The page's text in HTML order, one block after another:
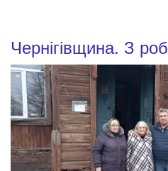
Чернігівщина. З